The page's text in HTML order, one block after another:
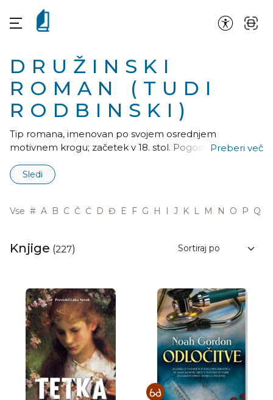
DRUŽINSKI
ROMAN (TUDI
RODBINSKI)
Tip romana, imenovan po svojem osrednjem
motivnem krogu; začetek v 18. stol. Pogosti obliki sta
in generacijski roman.
Preberi več
Sledi
Vse # A B C Č Ć D Đ E F G H I J K L M N O P Q
Knjige (227)